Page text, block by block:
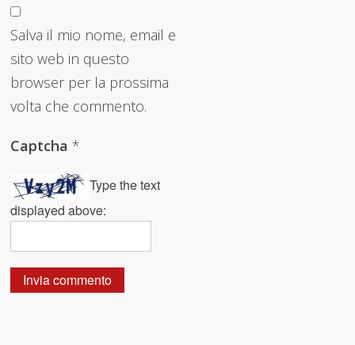
Salva il mio nome, email e
sito web in questo
browser per la prossima
volta che commento.
Captcha*
Type the text
displayed above: